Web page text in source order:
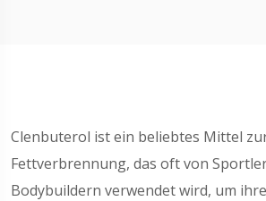
Clenbuterol ist ein beliebtes Mittel
Fettverbrennung, das oft von
Bodybuildern verwendet wird, um